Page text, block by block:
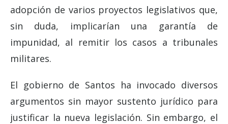
adopción de varios proyectos legislativos que,
sin duda, implicarían una garantía de
impunidad, al remitir los casos a tribunales
militares.
El gobierno de Santos ha invocado diversos
argumentos sin mayor sustento jurídico para
justificar la nueva legislación. Sin embargo, el